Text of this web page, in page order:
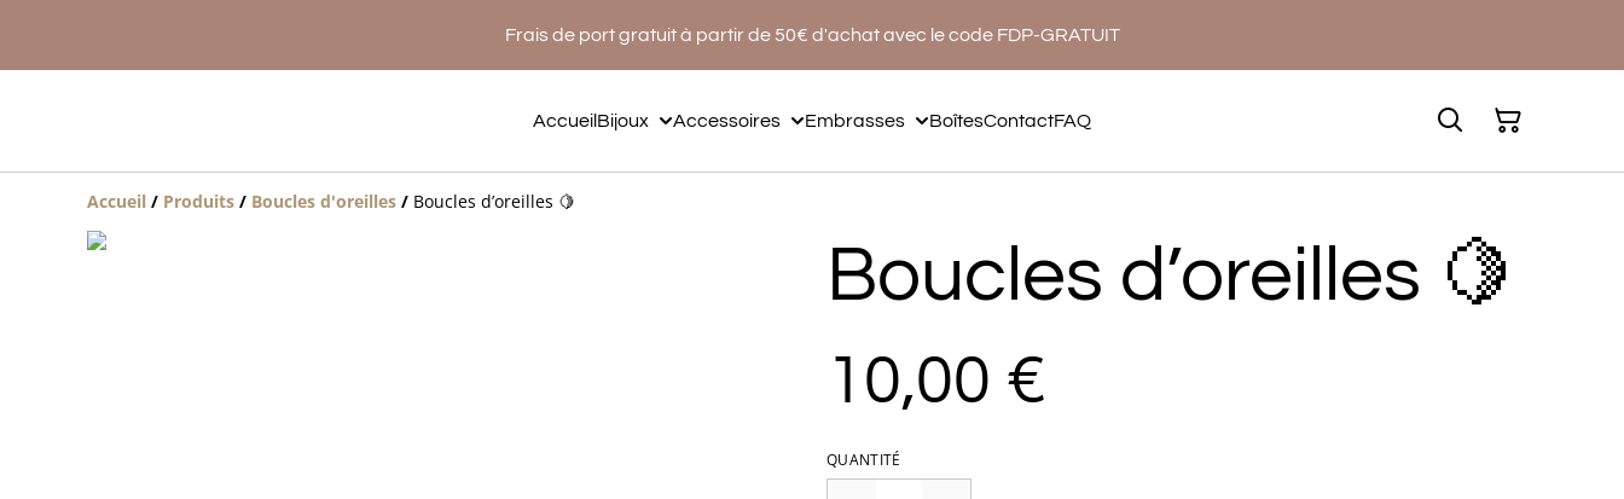
Frais de port gratuit à partir de 50€ d'achat avec le code FDP-GRATUIT
AccueilBijoux Accessoires Embrasses BoîtesContactFAQ
Accueil / Produits / Boucles d'oreilles / Boucles d’oreilles 🍋
Boucles d’oreilles 🍋
10,00 €
QUANTITÉ